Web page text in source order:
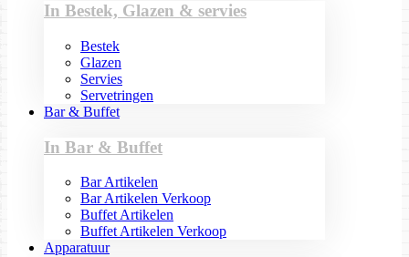
In Bestek, Glazen & servies
Bestek
Glazen
Servies
Servetringen
Bar & Buffet
In Bar & Buffet
Bar Artikelen
Bar Artikelen Verkoop
Buffet Artikelen
Buffet Artikelen Verkoop
Apparatuur